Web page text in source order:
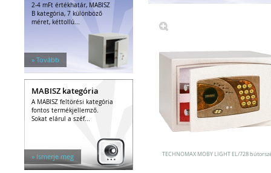
Padlószéfek
Lemezszekrények
Bedobós értékszéfek
Szuperkasszák
Tűzálló széfek
Speciális széfek
Fegyverszekrények
Hotelszéfek
Széfzárak
Trezorok
2-4 mFt értékhatár, MABISZ
B kategória, 7 különböző
méret, kéttollú...
» Tovább
MABISZ kategória
A MABISZ feltörési kategória
fontos termékjellemző.
Sokat elárul a széf...
» Ismerje meg TECHNOMAX MOBY LIGHT EL/728